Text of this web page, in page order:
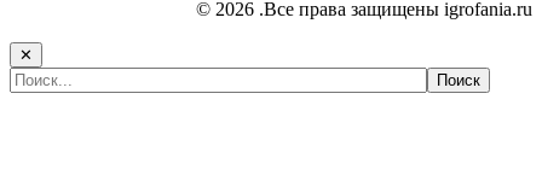
© 2026 .Все права защищены igrofania.ru
✕